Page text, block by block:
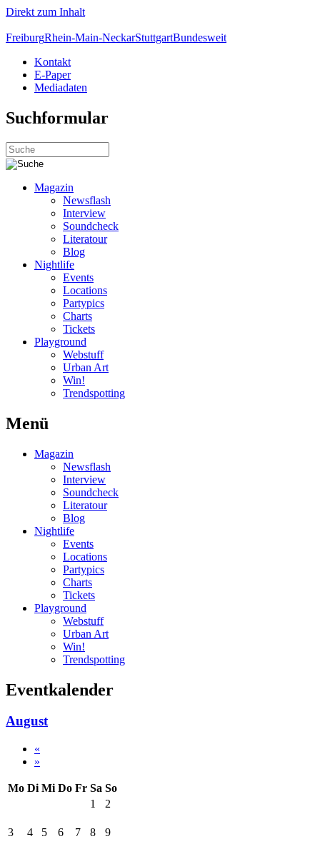
Direkt zum Inhalt
FreiburgRhein-Main-NeckarStuttgartBundesweit
Kontakt
E-Paper
Mediadaten
Suchformular
Magazin
Newsflash
Interview
Soundcheck
Literatour
Blog
Nightlife
Events
Locations
Partypics
Charts
Tickets
Playground
Webstuff
Urban Art
Win!
Trendspotting
Menü
Magazin
Newsflash
Interview
Soundcheck
Literatour
Blog
Nightlife
Events
Locations
Partypics
Charts
Tickets
Playground
Webstuff
Urban Art
Win!
Trendspotting
Eventkalender
August
«
»
Mo Di Mi Do Fr Sa So
1
2
3 4 5 6 7 8 9